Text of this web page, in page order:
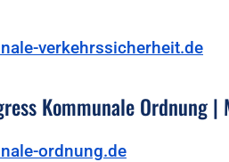
verkehrssicherheit.de
Kommunale Ordnung |
ordnung.de